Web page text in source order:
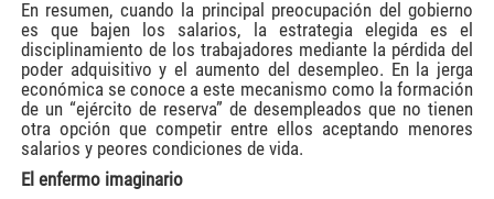
En resumen, cuando la principal preocupación del gobierno
es que bajen los salarios, la estrategia elegida es el
disciplinamiento de los trabajadores mediante la pérdida del
poder adquisitivo y el aumento del desempleo. En la jerga
económica se conoce a este mecanismo como la formación
de un “ejército de reserva” de desempleados que no tienen
otra opción que competir entre ellos aceptando menores
salarios y peores condiciones de vida.
El enfermo imaginario